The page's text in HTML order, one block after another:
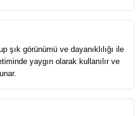
şık görünümü ve dayanıklılığı ile
yaygın olarak kullanılır ve